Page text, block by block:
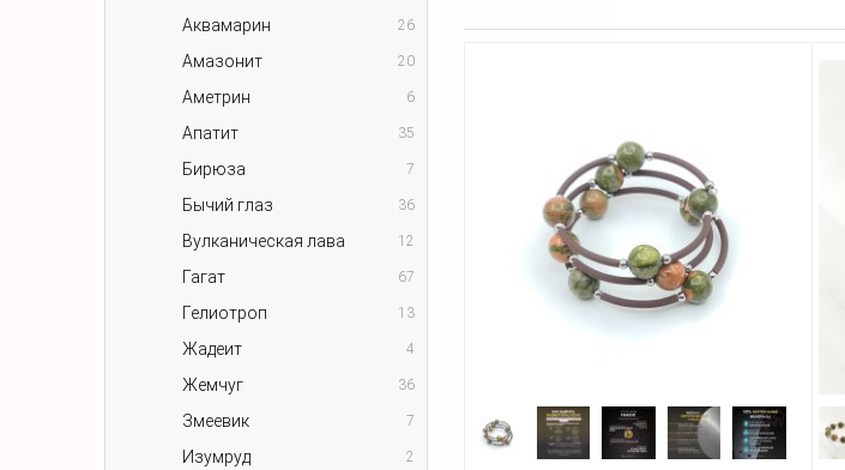
Аквамарин 26
Амазонит 20
Аметрин 6
Апатит 35
Бирюза 7
Бычий глаз 36
Вулканическая лава 12
Гагат 67
Гелиотроп 13
Жадеит 4
Жемчуг 36
Змеевик 7
Изумруд 2